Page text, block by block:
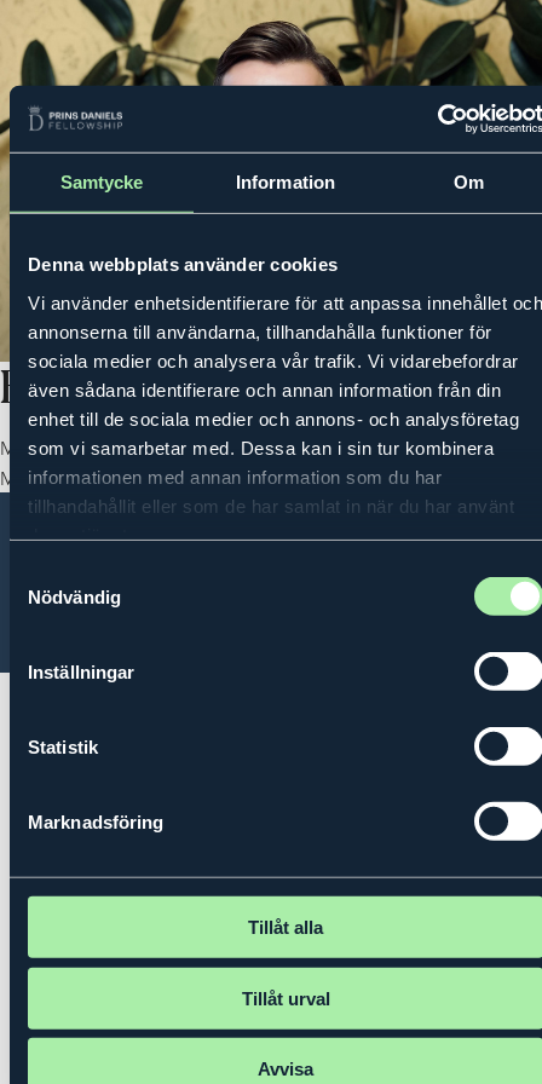
Samtycke Information Om
Denna webbplats använder cookies
Vi använder enhetsidentifierare för att anpassa innehållet och
annonserna till användarna, tillhandahålla funktioner för
sociala medier och analysera vår trafik. Vi vidarebefordrar
även sådana identifierare och annan information från din
enhet till de sociala medier och annons- och analysföretag
som vi samarbetar med. Dessa kan i sin tur kombinera
informationen med annan information som du har
tillhandahållit eller som de har samlat in när du har använt
Nödvändig
Inställningar
Statistik
Marknadsföring
Tillåt alla
Tillåt urval
Avvisa
MENU
Erik Dahl
Mentor: Santhe Dahl, Chair Vida Group
Mentee 2025-2026
ContactAbout usPrivacy policy